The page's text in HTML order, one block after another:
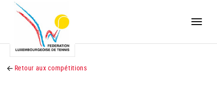
Toggle
Retour aux compétitions